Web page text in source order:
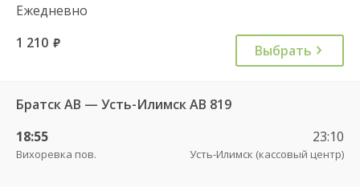
Ежедневно
1 210 руб. Выбрать
Братск АВ — Усть-Илимск АВ 819
18:55
Вихоревка пов.
23:10
Усть-Илимск (кассовый центр)